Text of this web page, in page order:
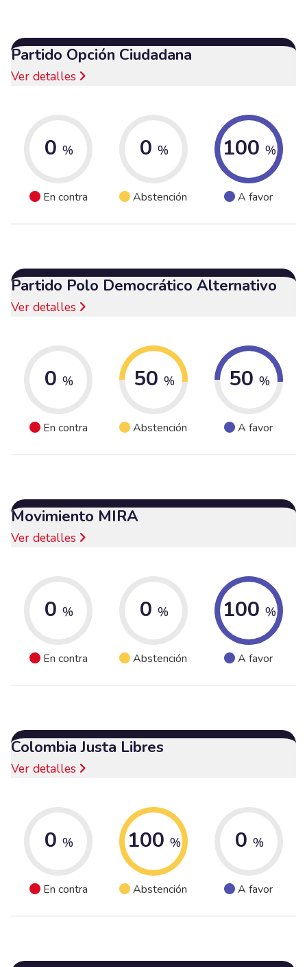
Partido Opción Ciudadana
Ver detalles
0 %
En contra
0 %
Abstención
100 %
A favor
Partido Polo Democrático Alternativo
Ver detalles
0 %
En contra
50 %
Abstención
50 %
A favor
Movimiento MIRA
Ver detalles
0 %
En contra
0 %
Abstención
100 %
A favor
Colombia Justa Libres
Ver detalles
0 %
En contra
100 %
Abstención
0 %
A favor